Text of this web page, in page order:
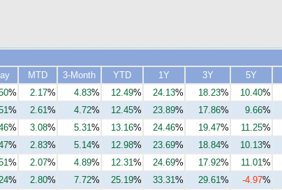
MTD 3-Month YTD 1Y 3Y 5Y
% 2.17% 4.83% 12.49% 24.13% 18.23% 10.40%
% 2.61 % 4.72% 12.45% 23.89% 17.86% 9.66%
% 3.08% 5.31 % 13.16% 24.46% 19.47% 11.25%
% 2.83% 5.14% 12.98% 23.69% 18.84% 10.13%
% 2.07% 4.89% 12.31 % 24.69% 17.92% 11.01 %
% 2.80% 7.72% 25.19% 33.31 % 29.61 % -4.97%